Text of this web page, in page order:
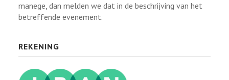
manege, dan melden we dat in de beschrijving van het
betreffende evenement.
REKENING